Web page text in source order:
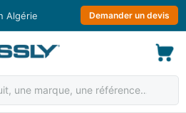
Algérie Demander un devis